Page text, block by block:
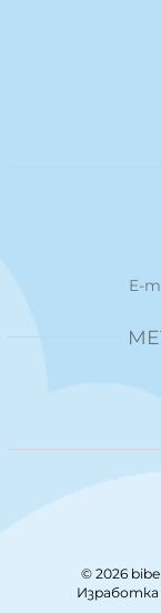
E-
© 2026
Изработка